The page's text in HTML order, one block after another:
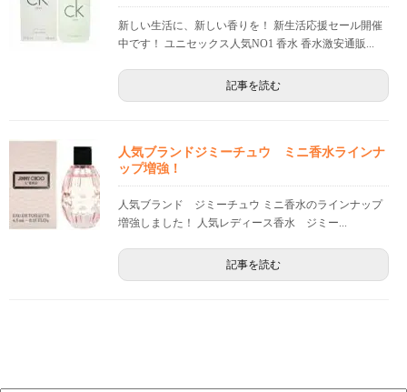
新しい生活に、新しい香りを！ 新生活応援セール開催
中です！ ユニセックス人気NO1 香水 香水激安通販...
記事を読む
人気ブランドジミーチュウ ミニ香水ラインナ
ップ増強！
人気ブランド ジミーチュウ ミニ香水のラインナップ
増強しました！ 人気レディース香水 ジミー...
記事を読む